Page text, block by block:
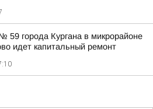
59 города Кургана в микрорайоне
идет капитальный ремонт